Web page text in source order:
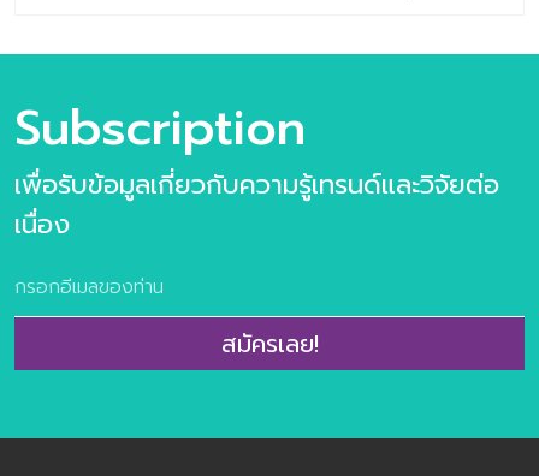
Workshop สำหรับองค์กร ประกอบไปด้วย การบรรยายแบบ
จัดเต็ม Future Food Trend ทั้ง 10 เทรนด์ FoodTrend
Selection การเลือเทรนด์ที่เป็นโจทย์ของธุรกิจ Trend
Gymnasium workshop การประยุกต์เทรนด์สู่ไอเดียแห่ง
นวัตกรรม —————————————— ติดต่อสอบถามเพิ่ม
และคอนเซปต์แห่งอนาคต Baramizi Lab LINE OA :
Baramizi_lab Email :
———————– ศูนย์วิจัยเทรนด์และคอนเซปต์แห่งอนาคต
Baramizi Lab – องค์กรที่ทำหน้าที่จับตามองเทรนด์ที่น่าสนใจ
[…]
Subscription
เพื่อรับข้อมูลเกี่ยวกับความรู้เทรนด์และวิจัยต่อ
เนื่อง
สมัครเลย!